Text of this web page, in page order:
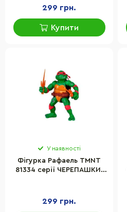
299 грн.
Купити
У наявності
Фігурка Рафаель TMNT
81334 серії ЧЕРЕПАШКИ-
299 грн.